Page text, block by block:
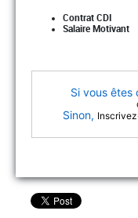
Contrat CDI
Salaire Motivant
Si vous êtes
Sinon,